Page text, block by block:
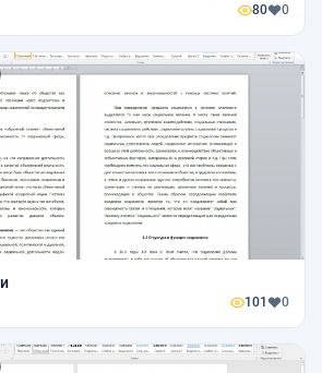
80 0
101 0